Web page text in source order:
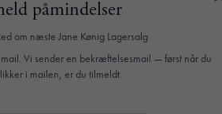
påmindelser
om næste Jane Kønig Lagersalg
Vi sender en bekræftelsesmail — først når du
i mailen, er du tilmeldt.